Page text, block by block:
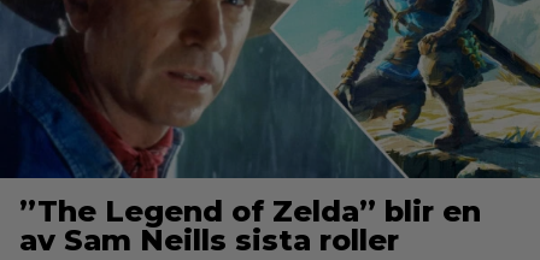
”The Legend of Zelda” blir en
av Sam Neills sista roller